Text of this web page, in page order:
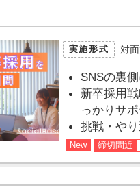
実施形式 対
SNSの裏
新卒採用
っかりサ
挑戦・や
New 締切間近